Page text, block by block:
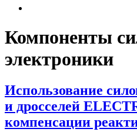
Компоненты
электроники
Использование
и дросселей
компенсации